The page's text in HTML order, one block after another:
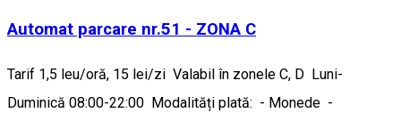
Automat parcare nr.51 - ZONA C
Tarif 1,5 leu/oră, 15 lei/zi Valabil în zonele C, D Luni-
Duminică 08:00-22:00 Modalități plată: - Monede -